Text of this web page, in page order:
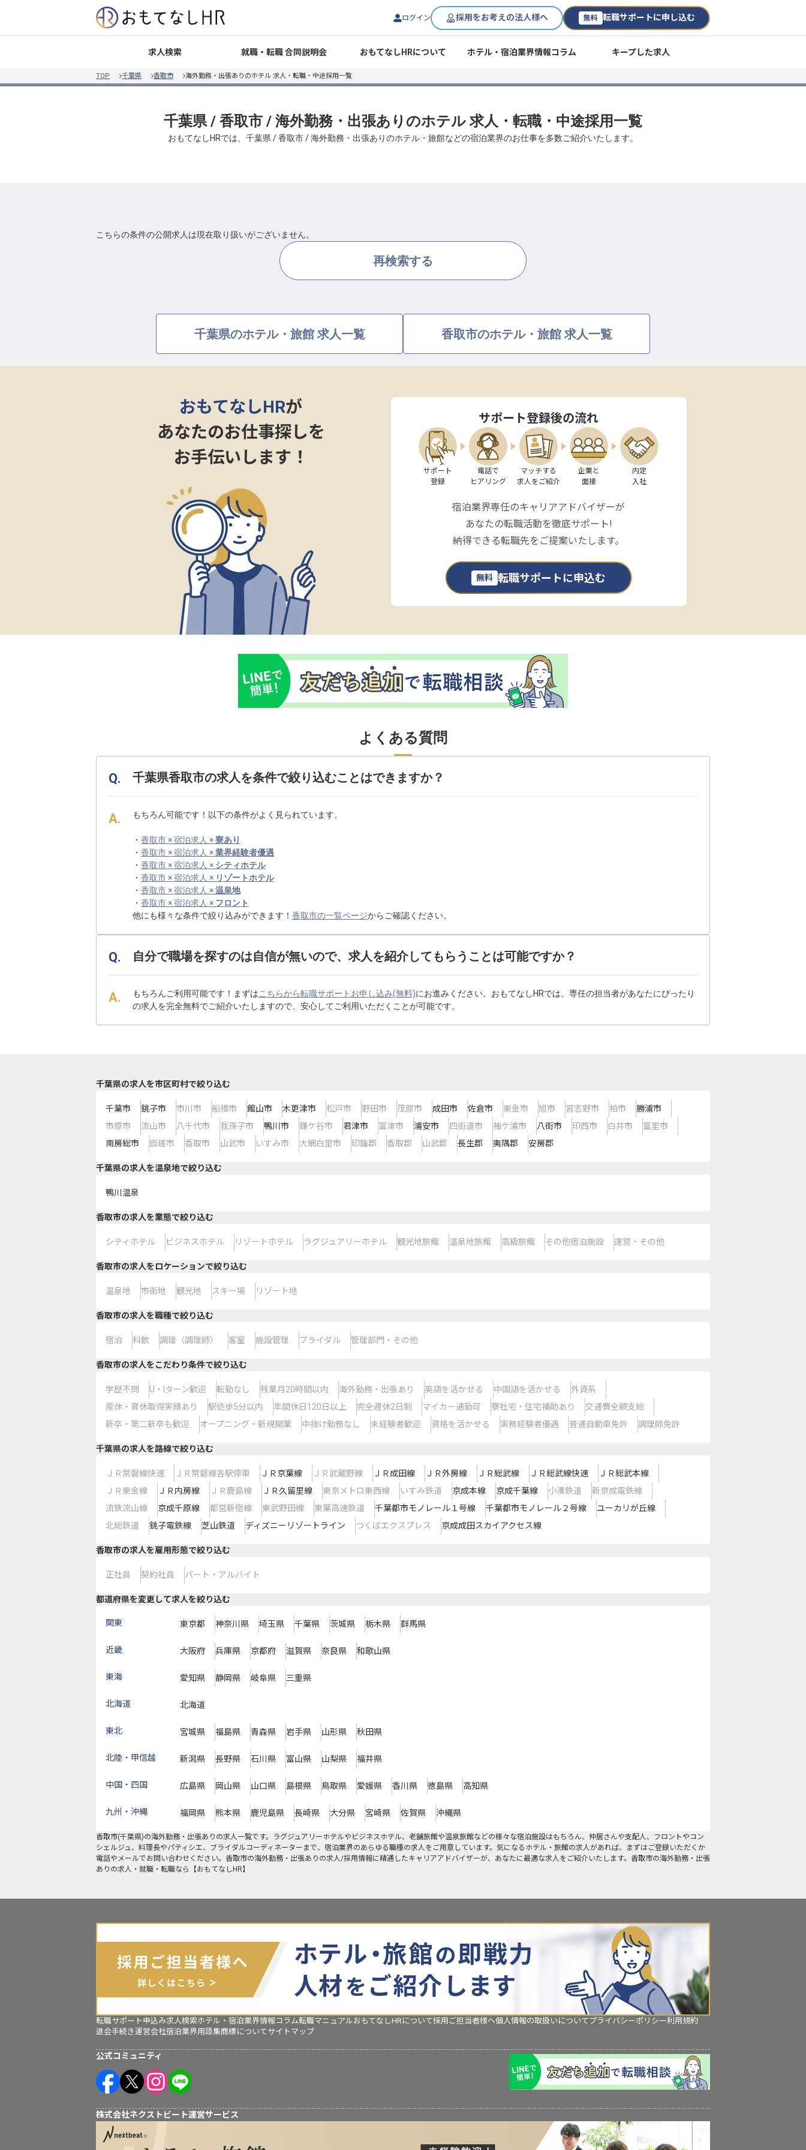
ログイン 採用をお考えの法人様へ 無料 転職サポートに申し込む
求人検索 就職・転職 合同説明会 おもてなしHRについて ホテル・宿泊業界情報コラム キープした求人
TOP 千葉県 香取市 海外勤務・出張ありのホテル 求人・転職・中途採用一覧
千葉県 / 香取市 / 海外勤務・出張ありのホテル 求人・転職・中途採用一覧
おもてなしHRでは、千葉県 / 香取市 / 海外勤務・出張ありのホテル・旅館などの宿泊業界のお仕事を多数ご紹介いたします。
こちらの条件の公開求人は現在取り扱いがございません。
再検索する
千葉県のホテル・旅館 求人一覧 香取市のホテル・旅館 求人一覧
おもてなしHRが
あなたのお仕事探しを
お手伝いします！
サポート登録後の流れ
サポート
登録
電話で
ヒアリング
マッチする
求人をご紹介
企業と
面接
内定
入社
宿泊業界専任のキャリアアドバイザーが
あなたの転職活動を徹底サポート!
納得できる転職先をご提案いたします。
無料 転職サポートに申込む
よくある質問
千葉県香取市の求人を条件で絞り込むことはできますか？
もちろん可能です！以下の条件がよく見られています。
・ 香取市 × 宿泊求人 ×寮あり
・ 香取市 × 宿泊求人 ×業界経験者優遇
・ 香取市 × 宿泊求人 × シティホテル
・ 香取市 × 宿泊求人 × リゾートホテル
・ 香取市 × 宿泊求人 ×温泉地
・ 香取市 × 宿泊求人 × フロント
他にも様々な条件で絞り込みができます！ 香取市の一覧ページからご確認ください。
自分で職場を探すのは自信が無いので、求人を紹介してもらうことは可能ですか？
もちろんご利用可能です！まずはこちらから転職サポートお申し込み(無料)にお進みください。おもてなしHRでは、専任の担当者があなたにぴったり
の求人を完全無料でご紹介いたしますので、安心してご利用いただくことが可能です。
千葉県の求人を市区町村で絞り込む
千葉市 銚子市 市川市 船橋市 館山市 木更津市 松戸市 野田市 茂原市 成田市 佐倉市 東金市 旭市 習志野市 柏市
勝浦市
市原市
流山市 八千代市 我孫子市 鴨川市 鎌ケ谷市 君津市 富津市 浦安市 四街道市 袖ケ浦市 八街市 印西市 白井市
富里市
南房総市
匝瑳市 香取市 山武市 いすみ市 大網白里市 印旛郡 香取郡 山武郡 長生郡 夷隅郡 安房郡
千葉県の求人を温泉地で絞り込む
鴨川温泉
香取市の求人を業態で絞り込む
シティホテル ビジネスホテル リゾートホテル ラグジュアリーホテル 観光地旅館 温泉地旅館 高級旅館 その他宿泊施設 運営・その他
香取市の求人をロケーションで絞り込む
温泉地 市街地 観光地 スキー場 リゾート地
香取市の求人を職種で絞り込む
宿泊 料飲 調理（調理師） 客室 施設管理 ブライダル 管理部門・その他
香取市の求人をこだわり条件で絞り込む
学歴不問 U・Iターン歓迎 転勤なし 残業月20時間以内 海外勤務・出張あり 英語を活かせる 中国語を活かせる
外資系
産休・育休取得実績あり
駅徒歩5分以内 年間休日120日以上 完全週休2日制 マイカー通勤可 寮社宅・住宅補助あり
交通費全額支給
新卒・第二新卒も歓迎
オープニング・新規開業 中抜け勤務なし 未経験者歓迎 資格を活かせる 実務経験者優遇 普通自動車免許 調理師免許
千葉県の求人を路線で絞り込む
ＪＲ常磐線快速 ＪＲ常磐線各駅停車 ＪＲ京葉線 ＪＲ武蔵野線 ＪＲ成田線 ＪＲ外房線 ＪＲ総武線 ＪＲ総武線快速
ＪＲ総武本線
ＪＲ東金線
ＪＲ内房線 ＪＲ鹿島線 ＪＲ久留里線 東京メトロ東西線 いすみ鉄道 京成本線 京成千葉線 小湊鉄道
新京成電鉄線
流鉄流山線
京成千原線 都営新宿線 東武野田線 東葉高速鉄道 千葉都市モノレール１号線 千葉都市モノレール２号線
ユーカリが丘線
北総鉄道
銚子電鉄線 芝山鉄道 ディズニーリゾートライン つくばエクスプレス 京成成田スカイアクセス線
香取市の求人を雇用形態で絞り込む
正社員 契約社員 パート・アルバイト
都道府県を変更して求人を絞り込む
関東 東京都 神奈川県 埼玉県 千葉県 茨城県 栃木県 群馬県
近畿 大阪府 兵庫県 京都府 滋賀県 奈良県 和歌山県
東海 愛知県 静岡県 岐阜県 三重県
北海道 北海道
東北 宮城県 福島県 青森県 岩手県 山形県 秋田県
北陸・甲信越 新潟県 長野県 石川県 富山県 山梨県 福井県
中国・四国 広島県 岡山県 山口県 島根県 鳥取県 愛媛県 香川県 徳島県 高知県
九州・沖縄 福岡県 熊本県 鹿児島県 長崎県 大分県 宮崎県 佐賀県 沖縄県
香取市(千葉県)の海外勤務・出張あり の求人一覧です。ラグジュアリーホテルやビジネスホテル、老舗旅館や温泉旅館などの様々な宿泊施設はもちろん、仲居さんや支配人、フロントやコン
シェルジュ、料理長やパティシエ、ブライダルコーディネーターまで、宿泊業界のあらゆる職種の求人をご用意しています。気になるホテル・旅館の求人があれば、まずはご登録いただくか
電話やメールでお問い合わせください。香取市の海外勤務・出張ありの求人/採用情報に精通したキャリアアドバイザーが、あなたに最適な求人をご紹介いたします。香取市の海外勤務・出張
ありの求人・就職・転職なら【おもてなしHR】
転職サポート申込み求人検索ホテル・宿泊業界情報コラム転職マニュアルおもてなしHRについて採用ご担当者様へ個人情報の取扱いについてプライバシーポリシー利用規約
退会手続き運営会社宿泊業界用語集商標についてサイトマップ
公式コミュニティ
株式会社ネクストビート運営サービス